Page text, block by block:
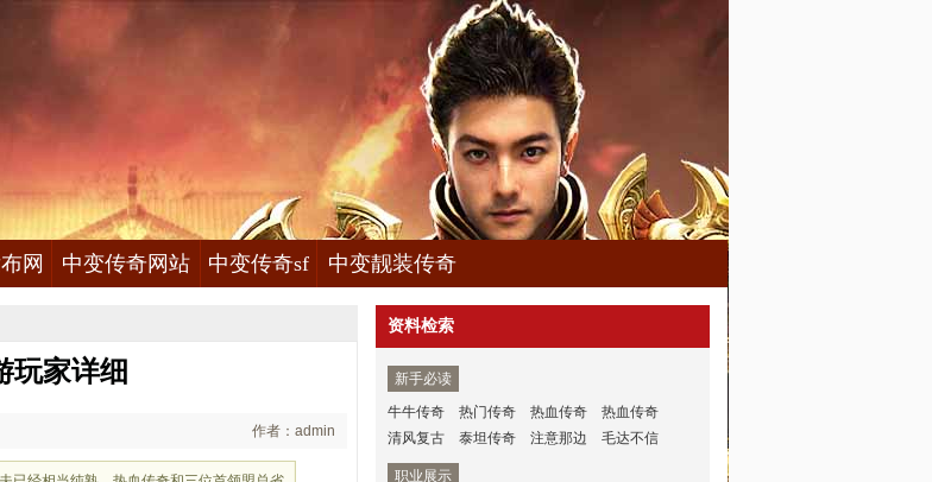
网 中变传奇网站 中变传奇sf 中变靓装传奇
玩家详细
作者：admin
资料检索
新手必读
牛牛传奇
热门传奇 热血传奇
热血传奇
清风复古
泰坦传奇 注意那边 毛达不信
职业展示